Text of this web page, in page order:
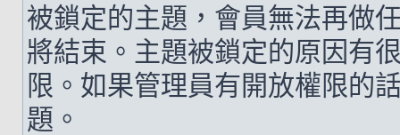
被鎖定的主題，會員無法再做
將結束。主題被鎖定的原因有
限。如果管理員有開放權限的
題。